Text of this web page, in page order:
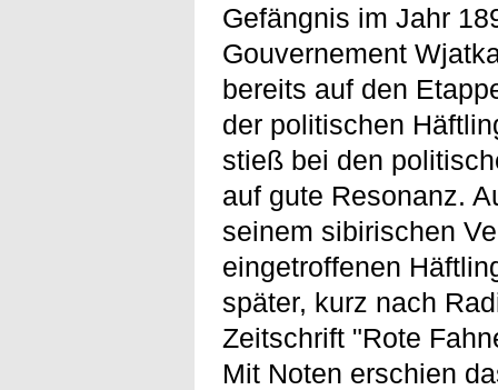
Gefängnis im Jahr
Gouvernement
bereits auf den
der politischen
stieß bei den
auf gute Resonanz.
seinem sibirischen
eingetroffenen
später, kurz nach
Zeitschrift "Rote
Mit Noten erschien